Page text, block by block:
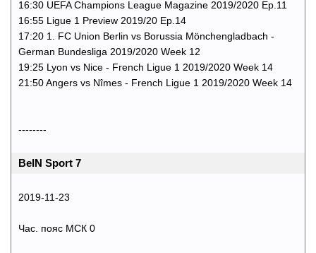
16:30 UEFA Champions League Magazine 2019/2020 Ep.11
16:55 Ligue 1 Preview 2019/20 Ep.14
17:20 1. FC Union Berlin vs Borussia Mönchengladbach -
German Bundesliga 2019/2020 Week 12
19:25 Lyon vs Nice - French Ligue 1 2019/2020 Week 14
21:50 Angers vs Nîmes - French Ligue 1 2019/2020 Week 14
--------
BeIN Sport 7
2019-11-23
Час. пояс МСК 0